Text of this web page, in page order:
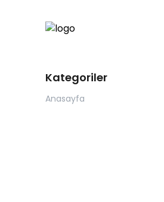
Kategoriler
Anasayfa